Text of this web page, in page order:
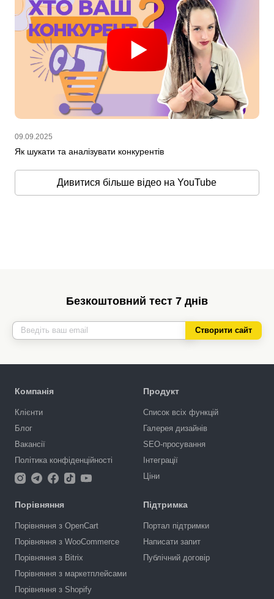
09.09.2025
Як шукати та аналізувати конкурентів
Дивитися більше відео на YouTube
Безкоштовний тест 7 днів
Створити сайт
Компанія
Клієнти
Блог
Вакансії
Політика конфіденційності
Продукт
Список всіх функцій
Галерея дизайнів
SEO-просування
Інтеграції
Ціни
Порівняння
Порівняння з OpenCart
Порівняння з WooCommerce
Порівняння з Bitrix
Порівняння з маркетплейсами
Порівняння з Shopify
Підтримка
Портал підтримки
Написати запит
Публічний договір